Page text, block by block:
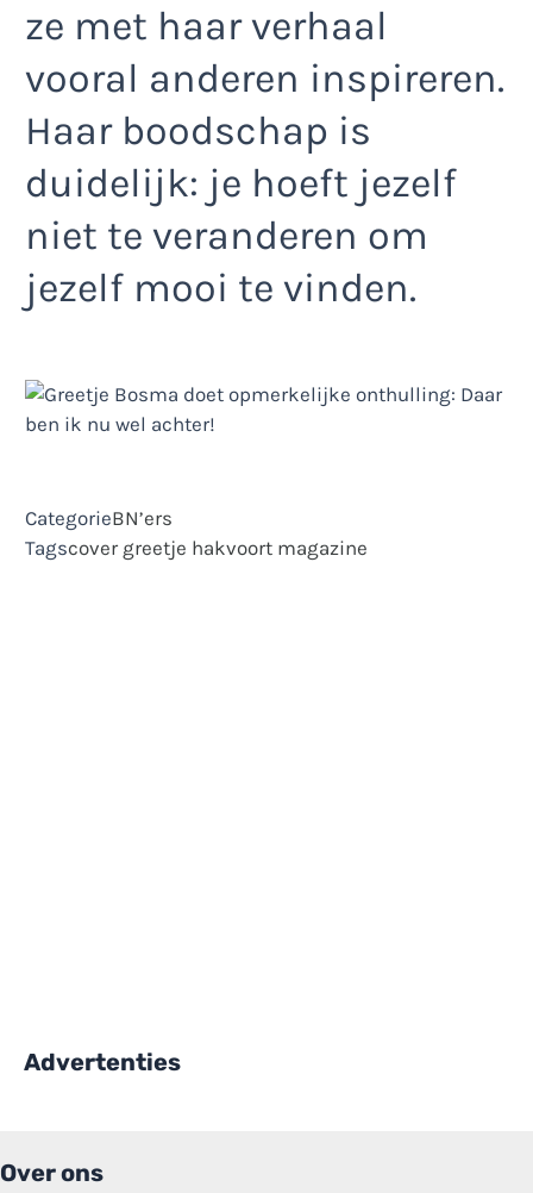
ze met haar verhaal
vooral anderen inspireren.
Haar boodschap is
duidelijk: je hoeft jezelf
niet te veranderen om
jezelf mooi te vinden.
CategorieBN’ers
Tagscover greetje hakvoort magazine
Advertenties
Over ons